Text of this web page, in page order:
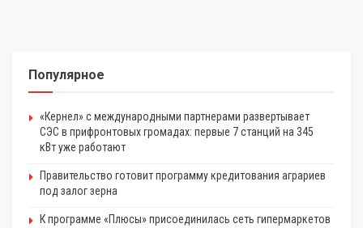
Популярное
«Кернел» с международными партнерами развертывает
СЭС в прифронтовых громадах: первые 7 станций на 345
кВт уже работают
Правительство готовит программу кредитования аграриев
под залог зерна
К программе «Плюсы» присоединилась сеть гипермаркетов